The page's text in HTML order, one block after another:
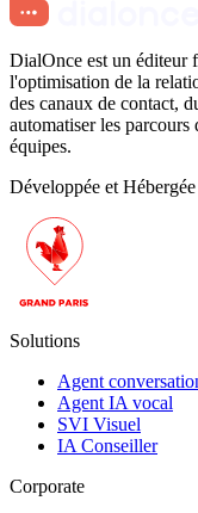
DialOnce est un éditeur
l'optimisation de la
des canaux de contact,
automatiser les
équipes.
Développée et
Solutions
Agent
Agent IA vocal
SVI Visuel
IA Conseiller
Corporate